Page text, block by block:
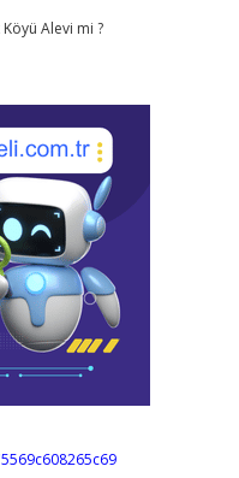
Alevi mi ?